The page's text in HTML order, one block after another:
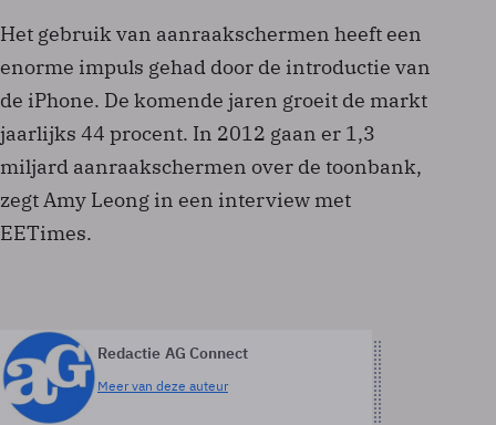
Het gebruik van aanraakschermen heeft een
enorme impuls gehad door de introductie van
de iPhone. De komende jaren groeit de markt
jaarlijks 44 procent. In 2012 gaan er 1,3
miljard aanraakschermen over de toonbank,
zegt Amy Leong in een interview met
EETimes.
Redactie AG Connect
Meer van deze auteur